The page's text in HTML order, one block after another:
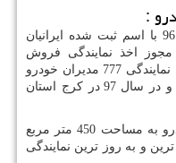
نمایندگی 777 مدیران خودرو در سال 96 با اسم ثبت شده ایرانیان
( 777 ) توانست مجوز اخذ نمایندگی فروش
محصولات مدیران خودرو را کسب کند. نمایندگی 777 مدیران خودرو
ابتدا تاسیس خود یک شعبه در تهران و در سال 97 در کرج استان
شعبه تهران نمایندگی 777 مدیران خودرو به مساحت 450 متر مربع
لوکس ترین و به روز ترین نمایندگی